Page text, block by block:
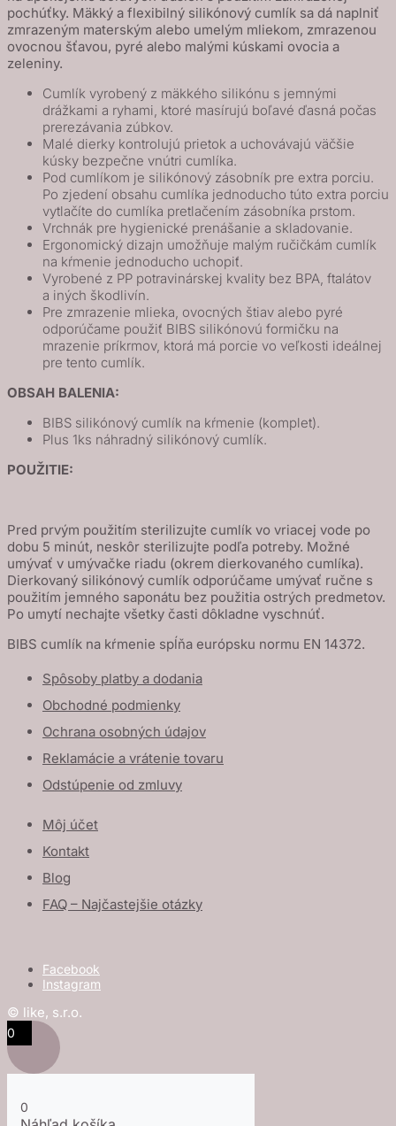
pochúťky. Mäkký a flexibilný silikónový cumlík sa dá naplniť
zmrazeným materským alebo umelým mliekom, zmrazenou
ovocnou šťavou, pyré alebo malými kúskami ovocia a
zeleniny.
Cumlík vyrobený z mäkkého silikónu s jemnými
drážkami a ryhami, ktoré masírujú boľavé ďasná počas
prerezávania zúbkov.
Malé dierky kontrolujú prietok a uchovávajú väčšie
kúsky bezpečne vnútri cumlíka.
Pod cumlíkom je silikónový zásobník pre extra porciu.
Po zjedení obsahu cumlíka jednoducho túto extra porciu
vytlačíte do cumlíka pretlačením zásobníka prstom.
Vrchnák pre hygienické prenášanie a skladovanie.
Ergonomický dizajn umožňuje malým ručičkám cumlík
na kŕmenie jednoducho uchopiť.
Vyrobené z PP potravinárskej kvality bez BPA, ftalátov
a iných škodlivín.
Pre zmrazenie mlieka, ovocných štiav alebo pyré
odporúčame použiť BIBS silikónovú formičku na
mrazenie príkrmov, ktorá má porcie vo veľkosti ideálnej
pre tento cumlík.
OBSAH BALENIA:
BIBS silikónový cumlík na kŕmenie (komplet).
Plus 1ks náhradný silikónový cumlík.
POUŽITIE:
Pred prvým použitím sterilizujte cumlík vo vriacej vode po
dobu 5 minút, neskôr sterilizujte podľa potreby. Možné
umývať v umývačke riadu (okrem dierkovaného cumlíka).
Dierkovaný silikónový cumlík odporúčame umývať ručne s
použitím jemného saponátu bez použitia ostrých predmetov.
Po umytí nechajte všetky časti dôkladne vyschnúť.
BIBS cumlík na kŕmenie spĺňa európsku normu EN 14372.
Spôsoby platby a dodania
Obchodné podmienky
Ochrana osobných údajov
Reklamácie a vrátenie tovaru
Odstúpenie od zmluvy
Môj účet
Kontakt
Blog
FAQ – Najčastejšie otázky
Facebook
Instagram
© like, s.r.o.
0
0